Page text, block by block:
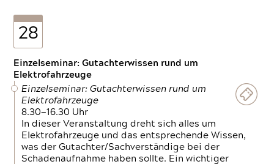
28
Einzelseminar: Gutachterwissen rund um
Elektrofahrzeuge
Einzelseminar: Gutachterwissen rund um
Elektrofahrzeuge
8.30—16.30 Uhr
In dieser Veranstaltung dreht sich alles um
Elektrofahrzeuge und das entsprechende Wissen,
was der Gutachter/Sachverständige bei der
Schadenaufnahme haben sollte. Ein wichtiger